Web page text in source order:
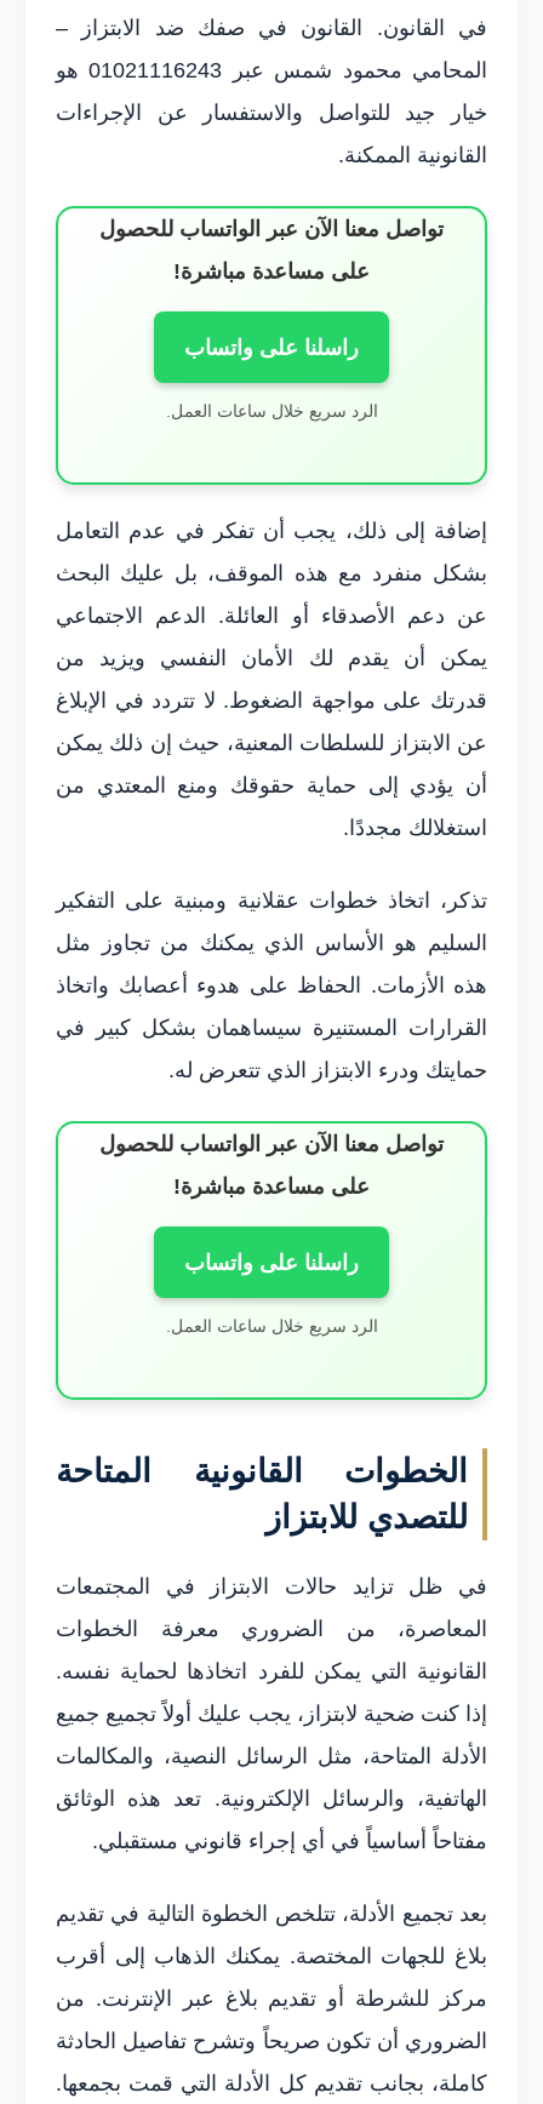
في القانون. القانون في صفك ضد الابتزاز –
المحامي محمود شمس عبر 01021116243 هو
خيار جيد للتواصل والاستفسار عن الإجراءات
القانونية الممكنة.
تواصل معنا الآن عبر الواتساب للحصول
على مساعدة مباشرة!
راسلنا على واتساب
الرد سريع خلال ساعات العمل.
إضافة إلى ذلك، يجب أن تفكر في عدم التعامل
بشكل منفرد مع هذه الموقف، بل عليك البحث
عن دعم الأصدقاء أو العائلة. الدعم الاجتماعي
يمكن أن يقدم لك الأمان النفسي ويزيد من
قدرتك على مواجهة الضغوط. لا تتردد في الإبلاغ
عن الابتزاز للسلطات المعنية، حيث إن ذلك يمكن
أن يؤدي إلى حماية حقوقك ومنع المعتدي من
استغلالك مجددًا.
تذكر، اتخاذ خطوات عقلانية ومبنية على التفكير
السليم هو الأساس الذي يمكنك من تجاوز مثل
هذه الأزمات. الحفاظ على هدوء أعصابك واتخاذ
القرارات المستنيرة سيساهمان بشكل كبير في
حمايتك ودرء الابتزاز الذي تتعرض له.
تواصل معنا الآن عبر الواتساب للحصول
على مساعدة مباشرة!
راسلنا على واتساب
الرد سريع خلال ساعات العمل.
الخطوات القانونية المتاحة
للتصدي للابتزاز
في ظل تزايد حالات الابتزاز في المجتمعات
المعاصرة، من الضروري معرفة الخطوات
القانونية التي يمكن للفرد اتخاذها لحماية نفسه.
إذا كنت ضحية لابتزاز، يجب عليك أولاً تجميع جميع
الأدلة المتاحة، مثل الرسائل النصية، والمكالمات
الهاتفية، والرسائل الإلكترونية. تعد هذه الوثائق
مفتاحاً أساسياً في أي إجراء قانوني مستقبلي.
بعد تجميع الأدلة، تتلخص الخطوة التالية في تقديم
بلاغ للجهات المختصة. يمكنك الذهاب إلى أقرب
مركز للشرطة أو تقديم بلاغ عبر الإنترنت. من
الضروري أن تكون صريحاً وتشرح تفاصيل الحادثة
كاملة، بجانب تقديم كل الأدلة التي قمت بجمعها.